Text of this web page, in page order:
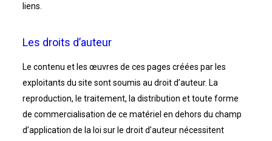
liens.
Les droits d’auteur
Le contenu et les œuvres de ces pages créées par les
exploitants du site sont soumis au droit d’auteur. La
reproduction, le traitement, la distribution et toute forme
de commercialisation de ce matériel en dehors du champ
d’application de la loi sur le droit d’auteur nécessitent